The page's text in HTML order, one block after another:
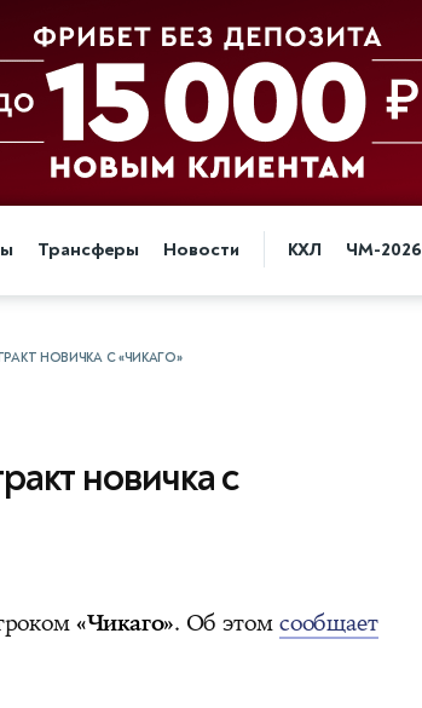
Трансферы Новости КХЛ ЧМ-2026
НОВИЧКА С «ЧИКАГО»
новичка с
«Чикаго». Об этомсообщает